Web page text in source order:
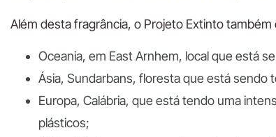
Além desta fragrância, o Projeto Extinto
Oceania, em East Arnhem, local que está
Ásia, Sundarbans, floresta que está sendo
Europa, Calábria, que está tendo uma
plásticos;